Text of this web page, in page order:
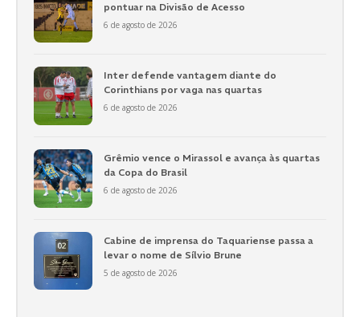
pontuar na Divisão de Acesso
6 de agosto de 2026
Inter defende vantagem diante do
Corinthians por vaga nas quartas
6 de agosto de 2026
Grêmio vence o Mirassol e avança às quartas
da Copa do Brasil
6 de agosto de 2026
Cabine de imprensa do Taquariense passa a
levar o nome de Sílvio Brune
5 de agosto de 2026